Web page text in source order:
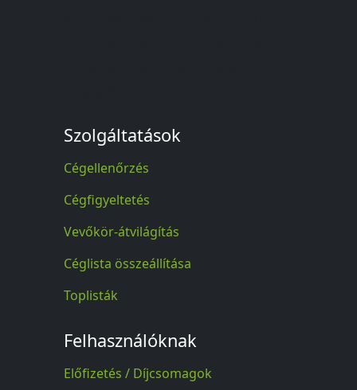
Szolgáltatások
Cégellenőrzés
Cégfigyeltetés
Vevőkör-átvilágítás
Céglista összeállítása
Toplisták
Felhasználóknak
Előfizetés / Díjcsomagok